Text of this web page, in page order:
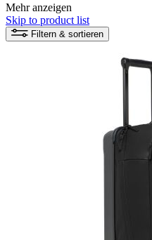
Reiseutensilien, sondern auch
selbst von den innovativen
Nachhaltigkeit auch auf Reisen
Mehr anzeigen
Skip to product list
Filtern & sortieren